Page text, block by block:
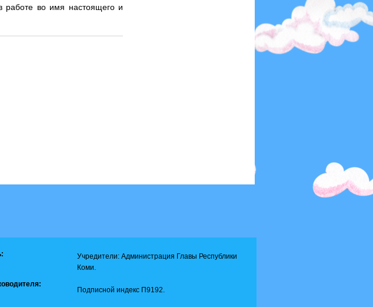
работе во имя настоящего и
Учредители: Администрация Главы Республики
Коми.
Подписной индекс П9192.